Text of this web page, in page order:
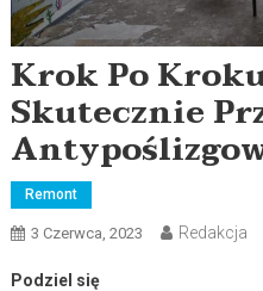
Krok Po
Skutecznie
Remont
3 Czerwca, 2023 Redakcja
Podziel się